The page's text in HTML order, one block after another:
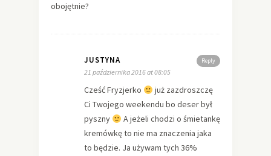
obojętnie?
Reply
JUSTYNA
21 października 2016 at 08:05
Cześć Fryzjerko
już zazdroszczę
Ci Twojego weekendu bo deser był
pyszny
A jeżeli chodzi o śmietankę
kremówkę to nie ma znaczenia jaka
to będzie. Ja używam tych 36%